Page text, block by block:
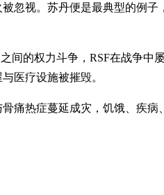
忽视。苏丹便是最典型的例
间的权力斗争，RSF在战争
医疗设施被摧毁。
痛热症蔓延成灾，饥饿、疾